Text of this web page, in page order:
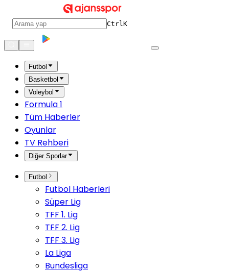
CtrlK
Futbol
Basketbol
Voleybol
Formula 1
Tüm Haberler
Oyunlar
TV Rehberi
Diğer Sporlar
Futbol
Futbol Haberleri
Süper Lig
TFF 1. Lig
TFF 2. Lig
TFF 3. Lig
La Liga
Bundesliga